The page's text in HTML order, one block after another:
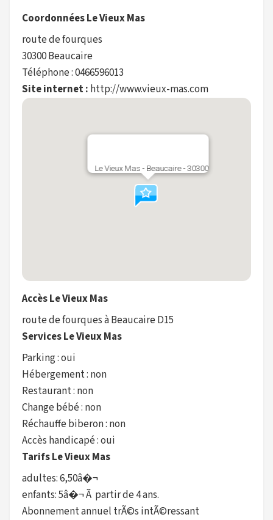
Coordonnées Le Vieux Mas
route de fourques
30300 Beaucaire
Téléphone : 0466596013
Site internet : http://www.vieux-mas.com
Le Vieux Mas - Beaucaire - 30300
Accès Le Vieux Mas
route de fourques à Beaucaire D15
Services Le Vieux Mas
Parking : oui
Hébergement : non
Restaurant : non
Change bébé : non
Réchauffe biberon : non
Accès handicapé : oui
Tarifs Le Vieux Mas
adultes: 6,50â�¬
enfants: 5â�¬ Ã partir de 4 ans.
Abonnement annuel trÃ©s intÃ©ressant